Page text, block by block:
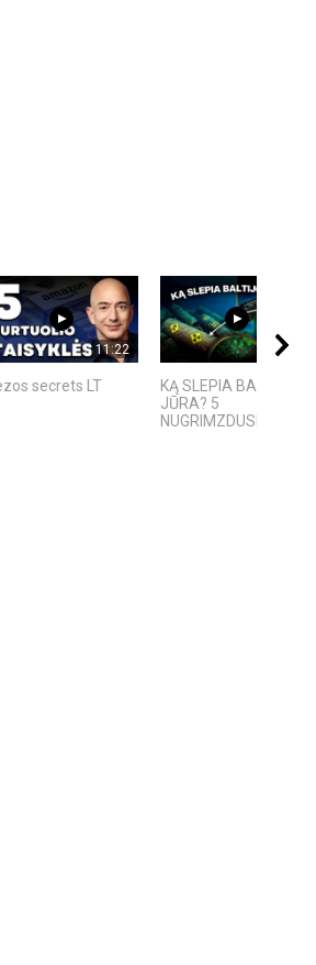
11:22
secrets LT
06:39
KĄ SLEPIA BALTIJOS
JŪRA? 5
NUGRIMZDUSIOS...